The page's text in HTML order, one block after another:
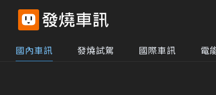
國內車訊 發燒試駕 國際車訊 電